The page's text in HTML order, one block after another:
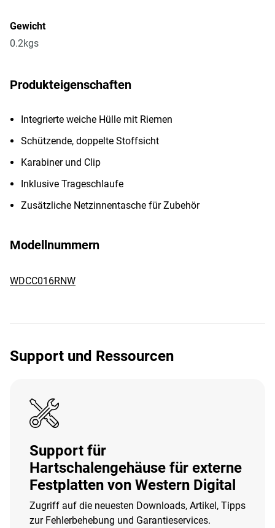
Gewicht
0.2kgs
Produkteigenschaften
Integrierte weiche Hülle mit Riemen
Schützende, doppelte Stoffsicht
Karabiner und Clip
Inklusive Trageschlaufe
Zusätzliche Netzinnentasche für Zubehör
Modellnummern
WDCC016RNW
Support und Ressourcen
Support für
Hartschalengehäuse für externe
Festplatten von Western Digital
Zugriff auf die neuesten Downloads, Artikel, Tipps
zur Fehlerbehebung und Garantieservices.